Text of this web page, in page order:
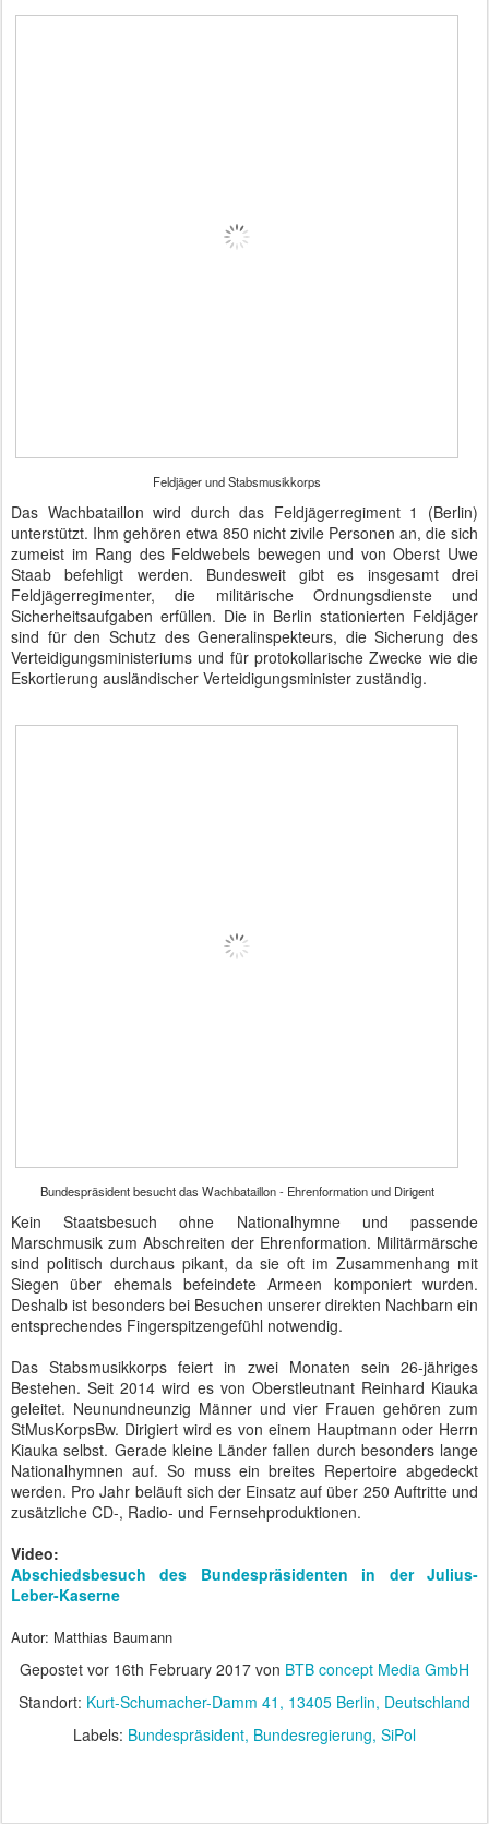
Feldjäger und Stabsmusikkorps
Das Wachbataillon wird durch das Feldjägerregiment 1 (Berlin)
unterstützt. Ihm gehören etwa 850 nicht zivile Personen an, die sich
zumeist im Rang des Feldwebels bewegen und von Oberst Uwe
Staab befehligt werden. Bundesweit gibt es insgesamt drei
Feldjägerregimenter, die militärische Ordnungsdienste und
Sicherheitsaufgaben erfüllen. Die in Berlin stationierten Feldjäger
sind für den Schutz des Generalinspekteurs, die Sicherung des
Verteidigungsministeriums und für protokollarische Zwecke wie die
Eskortierung ausländischer Verteidigungsminister zuständig.
Bundespräsident besucht das Wachbataillon - Ehrenformation und Dirigent
Kein Staatsbesuch ohne Nationalhymne und passende
Marschmusik zum Abschreiten der Ehrenformation. Militärmärsche
sind politisch durchaus pikant, da sie oft im Zusammenhang mit
Siegen über ehemals befeindete Armeen komponiert wurden.
Deshalb ist besonders bei Besuchen unserer direkten Nachbarn ein
entsprechendes Fingerspitzengefühl notwendig.
Das Stabsmusikkorps feiert in zwei Monaten sein 26-jähriges
Bestehen. Seit 2014 wird es von Oberstleutnant Reinhard Kiauka
geleitet. Neunundneunzig Männer und vier Frauen gehören zum
StMusKorpsBw. Dirigiert wird es von einem Hauptmann oder Herrn
Kiauka selbst. Gerade kleine Länder fallen durch besonders lange
Nationalhymnen auf. So muss ein breites Repertoire abgedeckt
werden. Pro Jahr beläuft sich der Einsatz auf über 250 Auftritte und
zusätzliche CD-, Radio- und Fernsehproduktionen.
Video:
Abschiedsbesuch des Bundespräsidenten in der Julius-
Leber-Kaserne
Autor: Matthias Baumann
Gepostet vor 16th February 2017 von BTB concept Media GmbH
Standort: Kurt-Schumacher-Damm 41, 13405 Berlin, Deutschland
Labels: Bundespräsident Bundesregierung SiPol